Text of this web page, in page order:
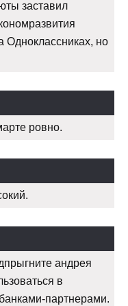
заставил
Одноклассниках, но
ровно.
андрея
в
партнерами.